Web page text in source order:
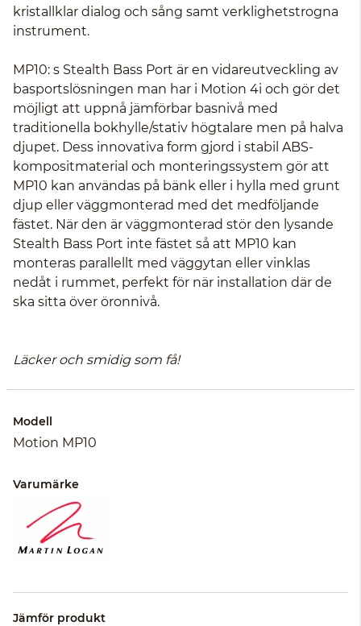
kristallklar dialog och sång samt verklighetstrogna
instrument.
MP10: s Stealth Bass Port är en vidareutveckling av
basportslösningen man har i Motion 4i och gör det
möjligt att uppnå jämförbar basnivå med
traditionella bokhylle/stativ högtalare men på halva
djupet. Dess innovativa form gjord i stabil ABS-
kompositmaterial och monteringssystem gör att
MP10 kan användas på bänk eller i hylla med grunt
djup eller väggmonterad med det medföljande
fästet. När den är väggmonterad stör den lysande
Stealth Bass Port inte fästet så att MP10 kan
monteras parallellt med väggytan eller vinklas
nedåt i rummet, perfekt för när installation där de
ska sitta över öronnivå.
Läcker och smidig som få!
Modell
Motion MP10
Varumärke
Jämför produkt